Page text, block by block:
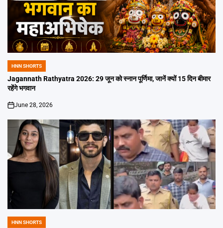
POSTED
IN
HNN SHORTS
Jagannath Rathyatra 2026: 29 जून को स्नान पूर्णिमा, जानें क्यों 15 दिन बीमार
रहेंगे भगवान
on
June 28, 2026
POSTED
HNN SHORTS